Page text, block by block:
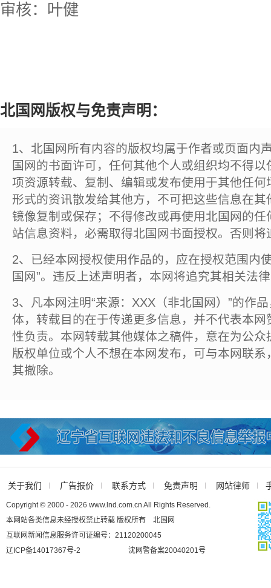
审核：叶健
北国网版权与免责声明：
1、北国网所有内容的版权均属于作者或页面内
国网的书面许可，任何其他个人或组织均不得
项资源转载、复制、编辑或发布使用于其他任
形式的资讯散发给其他方，不可把这些信息在
镜像复制或保存；不得修改或再使用北国网的
站信息资料，必需取得北国网书面授权。否则将
2、已经本网授权使用作品的，应在授权范围内
国网”。违反上述声明者，本网将追究其相关法
3、凡本网注明“来源：XXX（非北国网）”的作
体，转载目的在于传递更多信息，并不代表本
性负责。本网转载其他媒体之稿件，意在为公
版权单位或个人不想在本网发布，可与本网联
其撤除。
关于我们 广告报价 联系方式 免责声明 网站律师
Copyright © 2000 - 2026 www.lnd.com.cn All Rights Reserved.
本网站各类信息未经授权禁止转载 版权所有 北国网
互联网新闻信息服务许可证编号：21120200045
辽ICP备14017367号-2
沈网警备案20040201号